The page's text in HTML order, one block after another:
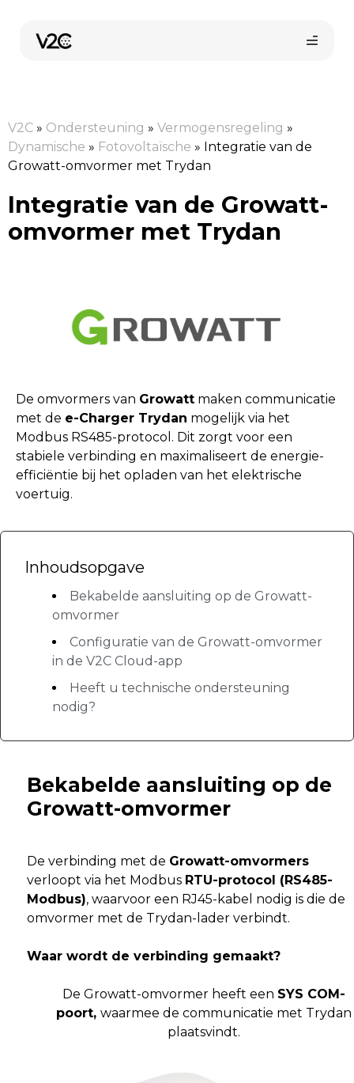
V2C » Ondersteuning » Vermogensregeling »
Dynamische » Fotovoltaïsche » Integratie van de
Growatt-omvormer met Trydan
Integratie van de Growatt-
omvormer met Trydan
De omvormers van Growatt maken communicatie
met de e-Charger Trydan mogelijk via het
Modbus RS485-protocol. Dit zorgt voor een
stabiele verbinding en maximaliseert de energie-
efficiëntie bij het opladen van het elektrische
voertuig.
Inhoudsopgave
Bekabelde aansluiting op de Growatt-
omvormer
Configuratie van de Growatt-omvormer
in de V2C Cloud-app
Heeft u technische ondersteuning
nodig?
Bekabelde aansluiting op de
Growatt-omvormer
De verbinding met de Growatt-omvormers
verloopt via het Modbus RTU-protocol (RS485-
Modbus), waarvoor een RJ45-kabel nodig is die de
omvormer met de Trydan-lader verbindt.
Waar wordt de verbinding gemaakt?
De Growatt-omvormer heeft een SYS COM-
poort, waarmee de communicatie met Trydan
plaatsvindt.